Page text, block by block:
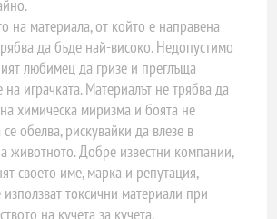
на материала, от който е направена
да бъде най-високо. Недопустимо
любимец да гризе и преглъща
на играчката. Материалът не трябва да
химическа миризма и боята не
обелва, рискувайки да влезе в
животното. Добре известни компании,
своето име, марка и репутация,
използват токсични материали при
на кучета за кучета.